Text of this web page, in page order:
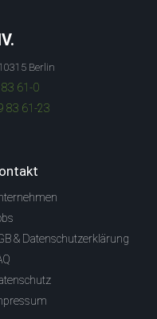
Berlin
61-0
83 61-23
& Datenschutzerklärung